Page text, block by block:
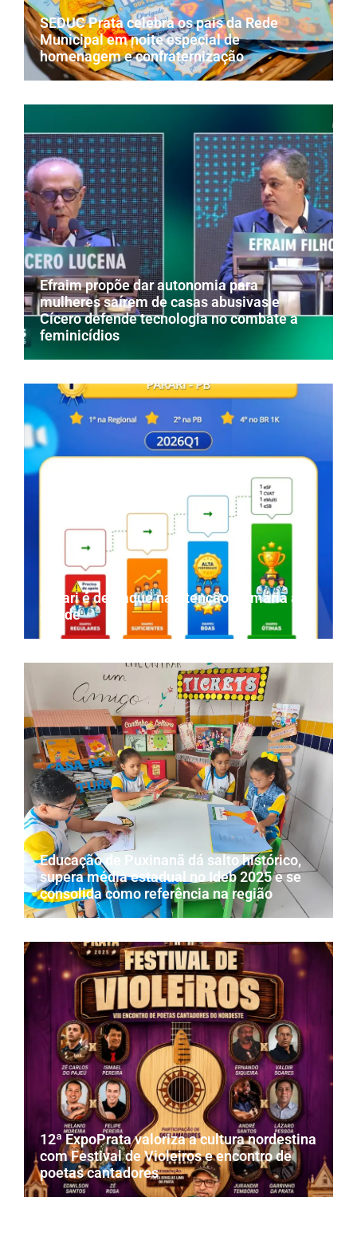
SEDUC Prata celebra os pais da Rede
Municipal em noite especial de
homenagem e confraternização
Efraim propõe dar autonomia para
mulheres saírem de casas abusivas e
Cícero defende tecnologia no combate a
feminicídios
Parari é destaque na Atenção Primária à
Saúde
Educação de Puxinanã dá salto histórico,
supera média estadual no Ideb 2025 e se
consolida como referência na região
12ª ExpoPrata valoriza a cultura nordestina
com Festival de Violeiros e encontro de
poetas cantadores